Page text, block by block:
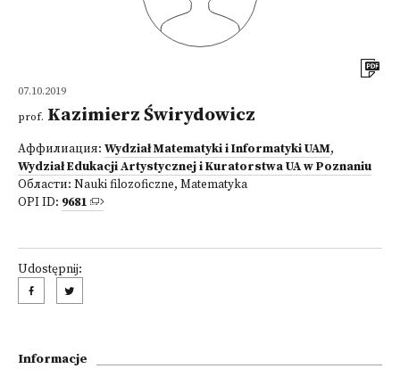
07.10.2019
prof. Kazimierz Świrydowicz
Аффилиация: Wydział Matematyki i Informatyki UAM,
Wydział Edukacji Artystycznej i Kuratorstwa UA w Poznaniu
Области: Nauki filozoficzne, Matematyka
OPI ID: 9681
Udostępnij:
Informacje